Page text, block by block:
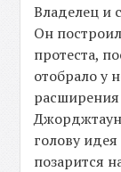
Владелец и
Он
протеста,
отобрало у
голову
позарится